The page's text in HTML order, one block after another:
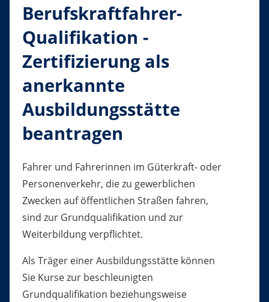
Berufskraftfahrer-
Qualifikation -
Zertifizierung als
anerkannte
Ausbildungsstätte
beantragen
Fahrer und Fahrerinnen im Güterkraft- oder
Personenverkehr, die zu gewerblichen
Zwecken auf öffentlichen Straßen fahren,
sind zur Grundqualifikation und zur
Weiterbildung verpflichtet.
Als Träger einer Ausbildungsstätte können
Sie Kurse zur beschleunigten
Grundqualifikation beziehungsweise